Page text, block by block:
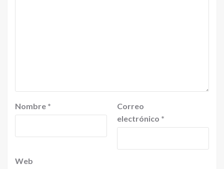
Nombre *
Correo
electrónico *
Web